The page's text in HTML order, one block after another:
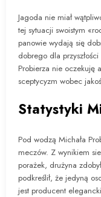
Jagoda nie miał
tej sytuacji swoistym
panowie wydają się
dobrego dla
Probierza nie oczekuję
sceptycyzm wobec
Statystyki
Pod wodzą Michała
meczów. Z wynikiem
porażek, drużyna
podkreślił, że jedyną
jest producent